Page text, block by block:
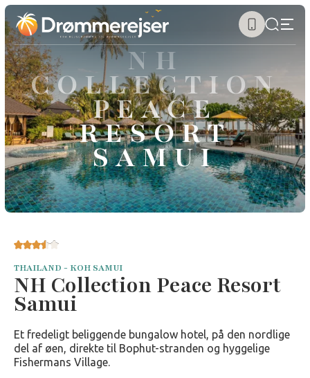
NH
COLLECTION
PEACE
RESORT
SAMUI
THAILAND - KOH SAMUI
NH Collection Peace Resort
Samui
Et fredeligt beliggende bungalow hotel, på den nordlige
del af øen, direkte til Bophut-stranden og hyggelige
Fishermans Village.